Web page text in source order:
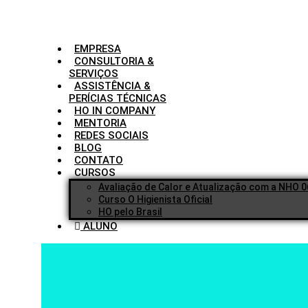
EMPRESA
CONSULTORIA &
SERVIÇOS
ASSISTÊNCIA &
PERÍCIAS TÉCNICAS
HO IN COMPANY
MENTORIA
REDES SOCIAIS
BLOG
CONTATO
CURSOS
Avaliação de Calor e Atualização com a NHO
Curso O Higienista Oficial
HO pelo Brasil
ALUNO